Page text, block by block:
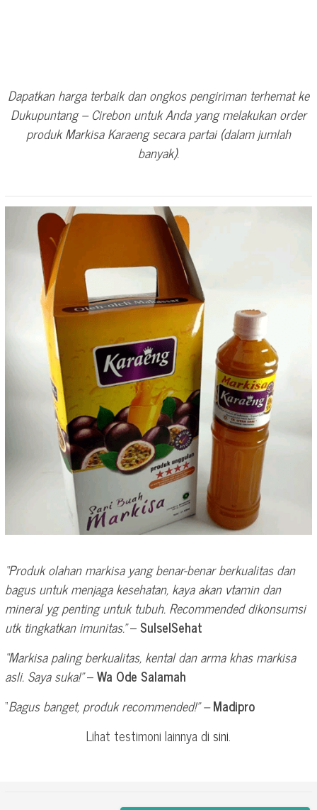
Dapatkan harga terbaik dan ongkos pengiriman terhemat ke
Dukupuntang – Cirebon untuk Anda yang melakukan order
produk Markisa Karaeng secara partai (dalam jumlah
banyak).
“Produk olahan markisa yang benar-benar berkualitas dan
bagus untuk menjaga kesehatan, kaya akan vtamin dan
mineral yg penting untuk tubuh. Recommended dikonsumsi
utk tingkatkan imunitas.”–SulselSehat
“Markisa paling berkualitas, kental dan arma khas markisa
asli. Saya suka!”–Wa Ode Salamah
“Bagus banget, produk recommended!” –Madipro
Lihat testimoni lainnyadi sini.